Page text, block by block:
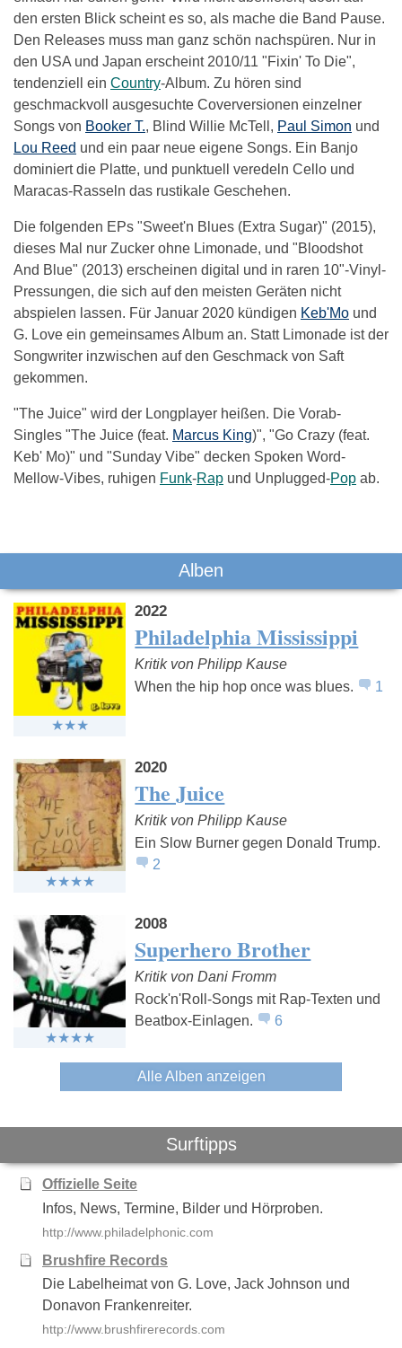
den ersten Blick scheint es so, als mache die Band Pause.
Den Releases muss man ganz schön nachspüren. Nur in
den USA und Japan erscheint 2010/11 "Fixin' To Die",
tendenziell ein Country-Album. Zu hören sind
geschmackvoll ausgesuchte Coverversionen einzelner
Songs von Booker T., Blind Willie McTell, Paul Simon und
Lou Reed und ein paar neue eigene Songs. Ein Banjo
dominiert die Platte, und punktuell veredeln Cello und
Maracas-Rasseln das rustikale Geschehen.
Die folgenden EPs "Sweet'n Blues (Extra Sugar)" (2015),
dieses Mal nur Zucker ohne Limonade, und "Bloodshot
And Blue" (2013) erscheinen digital und in raren 10"-Vinyl-
Pressungen, die sich auf den meisten Geräten nicht
abspielen lassen. Für Januar 2020 kündigen Keb'Mo und
G. Love ein gemeinsames Album an. Statt Limonade ist der
Songwriter inzwischen auf den Geschmack von Saft
gekommen.
"The Juice" wird der Longplayer heißen. Die Vorab-
Singles "The Juice (feat. Marcus King)", "Go Crazy (feat.
Keb' Mo)" und "Sunday Vibe" decken Spoken Word-
Mellow-Vibes, ruhigen Funk-Rap und Unplugged-Pop ab.
Das könnte Dich auch interessieren:
Seeed
Alben
2022
Philadelphia Mississippi
Kritik von Philipp Kause
When the hip hop once was blues.
1
2020
The Juice
Kritik von Philipp Kause
Ein Slow Burner gegen Donald Trump.
2
2008
Superhero Brother
Kritik von Dani Fromm
Rock'n'Roll-Songs mit Rap-Texten und
Beatbox-Einlagen.
6
Alle Alben anzeigen
Surftipps
Offizielle Seite
Infos, News, Termine, Bilder und Hörproben.
http://www.philadelphonic.com
Brushfire Records
Die Labelheimat von G. Love, Jack Johnson und
Donavon Frankenreiter.
http://www.brushfirerecords.com